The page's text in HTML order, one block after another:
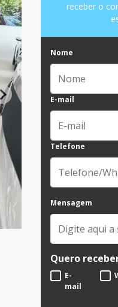
receber o
Nome
E-mail
Telefone
Mensagem
Quero
E-
mail